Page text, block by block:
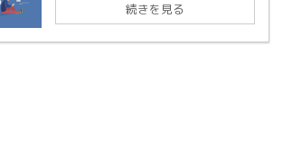
続きを見る